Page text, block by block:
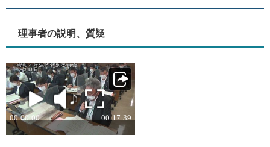
理事者の説明、質疑